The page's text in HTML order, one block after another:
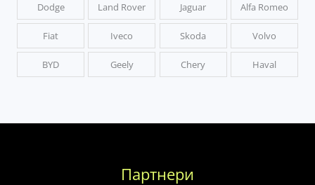
Dodge Land Rover Jaguar Alfa Romeo
Fiat Iveco Skoda Volvo
BYD Geely Chery Haval
Партнери